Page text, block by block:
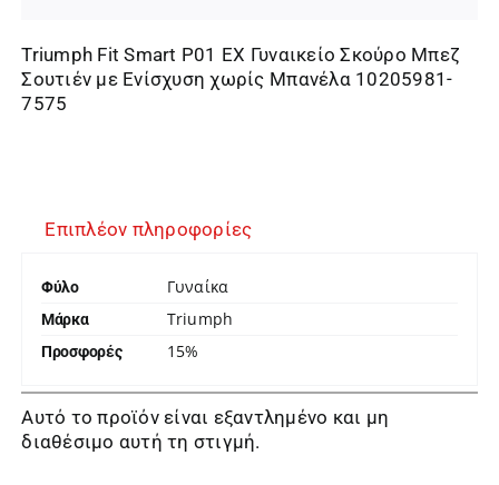
Triumph Fit Smart P01 EX Γυναικείο Σκούρο Μπεζ
Σουτιέν με Ενίσχυση χωρίς Μπανέλα 10205981-
7575
Επιπλέον πληροφορίες
Φύλο Γυναίκα
Μάρκα Triumph
Προσφορές 15%
Αυτό το προϊόν είναι εξαντλημένο και μη
διαθέσιμο αυτή τη στιγμή.